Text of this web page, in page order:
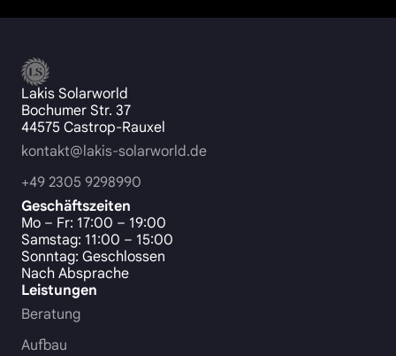
Lakis Solarworld
Bochumer Str. 37
44575 Castrop-Rauxel
kontakt@lakis-solarworld.de
+49 2305 9298990
Geschäftszeiten
Mo – Fr: 17:00 – 19:00
Samstag: 11:00 – 15:00
Sonntag: Geschlossen
Nach Absprache
Leistungen
Beratung
Aufbau